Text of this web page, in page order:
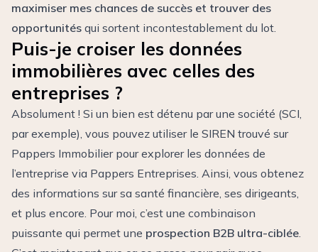
maximiser mes chances de succès et trouver des
opportunités qui sortent incontestablement du lot.
Puis-je croiser les données
immobilières avec celles des
entreprises ?
Absolument ! Si un bien est détenu par une société (SCI,
par exemple), vous pouvez utiliser le SIREN trouvé sur
Pappers Immobilier pour explorer les données de
l’entreprise via Pappers Entreprises. Ainsi, vous obtenez
des informations sur sa santé financière, ses dirigeants,
et plus encore. Pour moi, c’est une combinaison
puissante qui permet une prospection B2B ultra-ciblée.